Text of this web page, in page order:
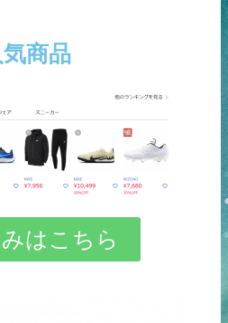
気商品
はこちら